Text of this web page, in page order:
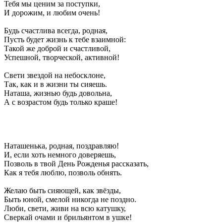
Тебя мы ценим за поступки,
И дорожим, и любим очень!
Будь счастлива всегда, родная,
Пусть будет жизнь к тебе взаимной:
Такой же доброй и счастливой,
Успешной, творческой, активной!
Свети звездой на небосклоне,
Так, как и в жизни ты сияешь.
Наташа, жизнью будь довольна,
А с возрастом будь только краше!
Наташенька, родная, поздравляю!
И, если хоть немного доверяешь,
Позволь в твой День Рожденья рассказать,
Как я тебя люблю, позволь обнять.
Желаю быть сияющей, как звёзды,
Быть юной, смелой никогда не поздно.
Люби, свети, живи на всю катушку,
Сверкай очами и брильянтом в ушке!